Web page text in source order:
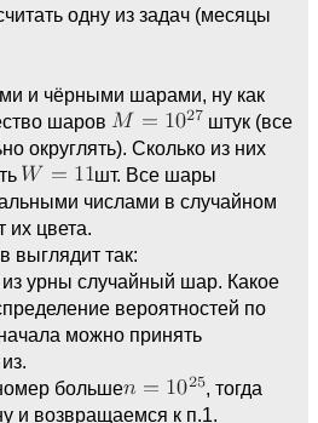
одну из задач (месяцы
и чёрными шарами, ну как
шаров
штук (все
округлять). Сколько из них
шт. Все шары
числами в случайном
их цвета.
выглядит так:
урны случайный шар. Какое
вероятностей по
можно принять
больше
, тогда
и возвращаемся к п.1.